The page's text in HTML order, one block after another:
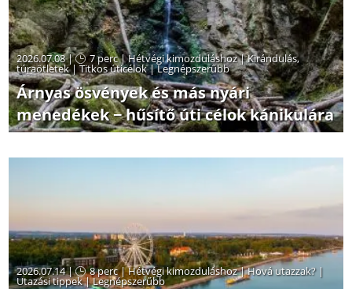
2026.07.08 | 7 perc|Hétvégi kimozduláshoz|Kirándulás,
túraötletek|Titkos úticélok|Legnépszerűbb
Árnyas ösvények és más nyári
menedékek − hűsítő úti célok kánikulára
2026.07.14 | 8 perc|Hétvégi kimozduláshoz|Hová utazzak? |
Utazási tippek|Legnépszerűbb